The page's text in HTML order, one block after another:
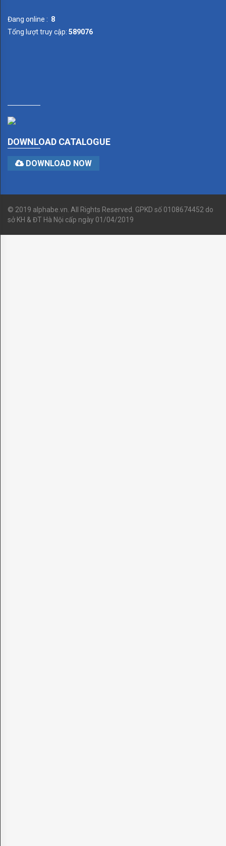
Đang online : 8
Tổng lượt truy cập: 589076
DOWNLOAD CATALOGUE
DOWNLOAD NOW
© 2019 alphabe.vn. All Rights Reserved. GPKD số 0108674452 do
sở KH & ĐT Hà Nội cấp ngày 01/04/2019